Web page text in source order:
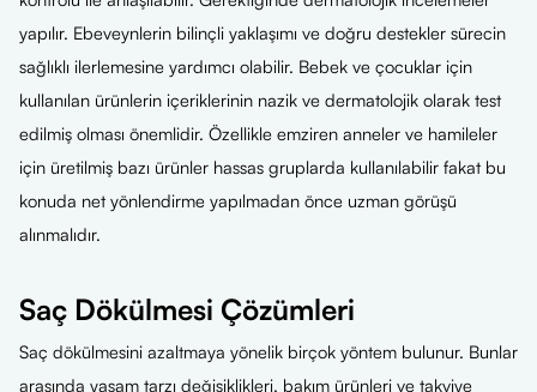
yapılır. Ebeveynlerin bilinçli yaklaşımı ve doğru destekler sürecin
sağlıklı ilerlemesine yardımcı olabilir. Bebek ve çocuklar için
kullanılan ürünlerin içeriklerinin nazik ve dermatolojik olarak test
edilmiş olması önemlidir. Özellikle emziren anneler ve hamileler
için üretilmiş bazı ürünler hassas gruplarda kullanılabilir fakat bu
konuda net yönlendirme yapılmadan önce uzman görüşü
alınmalıdır.
Saç Dökülmesi Çözümleri
Saç dökülmesini azaltmaya yönelik birçok yöntem bulunur. Bunlar
arasında yaşam tarzı değişiklikleri, bakım ürünleri ve takviye